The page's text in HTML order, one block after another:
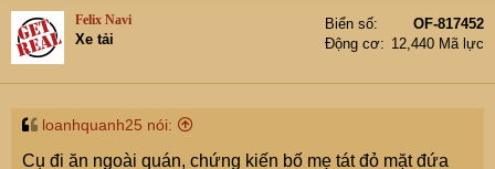
t
i
o
n
s
Felix Navi
Xe tải
Biển số
OF-817452
Động cơ
12,440 Mã lực
loanhquanh25 nói:
Cụ đi ăn ngoài quán, chứng kiến bố mẹ tát đỏ mặt đứa